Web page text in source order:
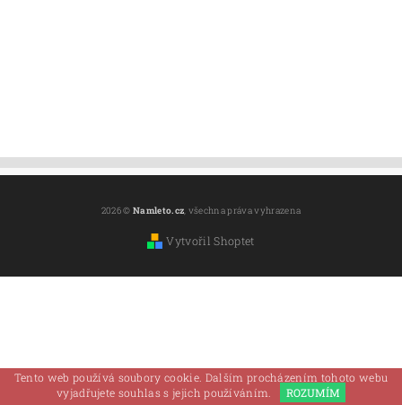
2026 ©Namleto.cz, všechna práva vyhrazena
Vytvořil Shoptet
Tento web používá soubory cookie. Dalším procházením tohoto webu
vyjadřujete souhlas s jejich používáním.
ROZUMÍM